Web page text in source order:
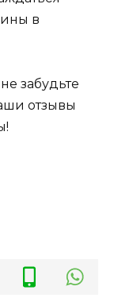
в
забудьте
отзывы